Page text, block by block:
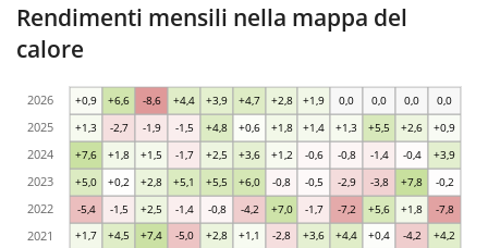
Rendimenti mensili nella mappa del
calore
+1,7 +4,5 +7,4 -5,0 +2,8 +1,1 -2,8 +3,6 +4,4 +0,4 -4,2 +4,2
-5,4 -1,5 +2,5 -1,4 -0,8 -4,2 +7,0 -1,7 -7,2 +5,6 +1,8 -7,8
+5,0 +0,2 +2,8 +5,1 +5,5 +6,0 -0,8 -0,5 -2,9 -3,8 +7,8 -0,2
+7,6 +1,8 +1,5 -1,7 +2,5 +3,6 +1,2 -0,6 -0,8 -1,4 -0,4 +3,9
+1,3 -2,7 -1,9 -1,5 +4,8 +0,6 +1,8 +1,4 +1,3 +5,5 +2,6 +0,9
+0,9 +6,6 -8,6 +4,4 +3,9 +4,7 +2,8 +1,9 0,0 0,0 0,0 0,0
2021
2022
2023
2024
2025
2026